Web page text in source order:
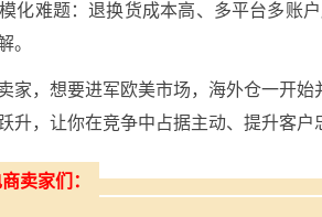
化难题：退换货成本高、多平台多账
。
家，想要进军欧美市场，海外仓一开始
升，让你在竞争中占据主动、提升客户
卖家们：